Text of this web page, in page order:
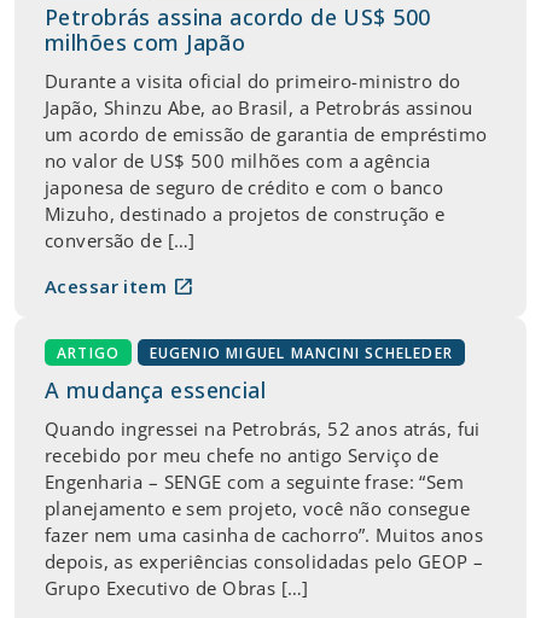
Petrobrás assina acordo de US$ 500
milhões com Japão
Durante a visita oficial do primeiro-ministro do
Japão, Shinzu Abe, ao Brasil, a Petrobrás assinou
um acordo de emissão de garantia de empréstimo
no valor de US$ 500 milhões com a agência
japonesa de seguro de crédito e com o banco
Mizuho, destinado a projetos de construção e
conversão de […]
Acessar item open_in_new
ARTIGO EUGENIO MIGUEL MANCINI SCHELEDER
A mudança essencial
Quando ingressei na Petrobrás, 52 anos atrás, fui
recebido por meu chefe no antigo Serviço de
Engenharia – SENGE com a seguinte frase: “Sem
planejamento e sem projeto, você não consegue
fazer nem uma casinha de cachorro”. Muitos anos
depois, as experiências consolidadas pelo GEOP –
Grupo Executivo de Obras […]